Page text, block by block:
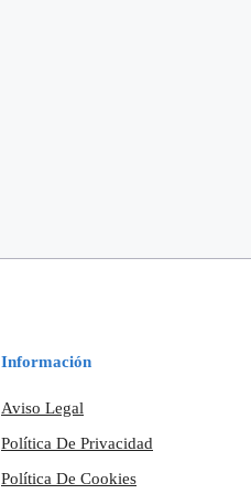
Información
Aviso Legal
Política De Privacidad
Política De Cookies